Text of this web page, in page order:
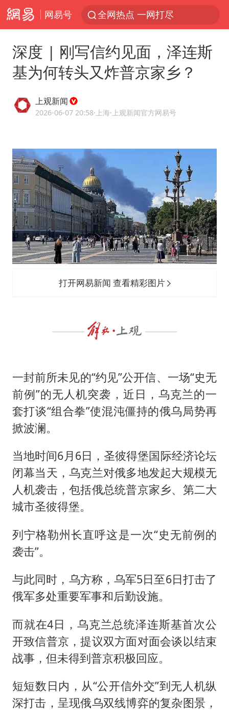
网易号 全网热点 一网打尽
深度 | 刚写信约见面，泽连斯
基为何转头又炸普京家乡？
上观新闻
2026-06-07 20:58·上海·上观新闻官方网易号
打开网易新闻 查看精彩图片
一封前所未见的“约见”公开信、一场“史无
前例”的无人机突袭，近日，乌克兰的一
套打谈“组合拳”使混沌僵持的俄乌局势再
掀波澜。
当地时间6月6日，圣彼得堡国际经济论坛
闭幕当天，乌克兰对俄多地发起大规模无
人机袭击，包括俄总统普京家乡、第二大
城市圣彼得堡。
列宁格勒州长直呼这是一次“史无前例的
袭击”。
与此同时，乌方称，乌军5日至6日打击了
俄军多处重要军事和后勤设施。
而就在4日，乌克兰总统泽连斯基首次公
开致信普京，提议双方面对面会谈以结束
战事，但未得到普京积极回应。
短短数日内，从“公开信外交”到无人机纵
深打击，呈现俄乌双线博弈的复杂图景，